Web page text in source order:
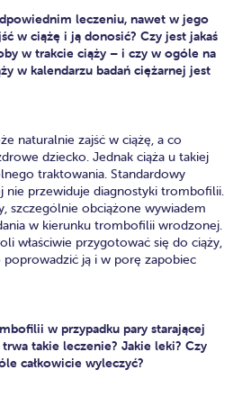
leczeniu, nawet w jego
w ciążę i ją donosić? Czy jest jakaś
w trakcie ciąży – i czy w ogóle na
w kalendarzu badań ciężarnej jest
naturalnie zajść w ciążę, a co
dziecko. Jednak ciąża u takiej
traktowania. Standardowy
nie przewiduje diagnostyki trombofilii.
szczególnie obciążone wywiadem
w kierunku trombofilii wrodzonej.
właściwie przygotować się do ciąży,
ją i w porę zapobiec
w przypadku pary starającej
takie leczenie? Jakie leki? Czy
całkowicie wyleczyć?